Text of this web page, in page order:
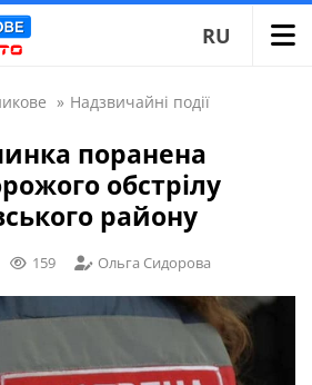
RU
» Надзвичайні події
поранена
обстрілу
району
159 Ольга Сидорова